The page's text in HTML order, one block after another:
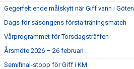
Gegerfelt ende målskytt när Giff vann i
Dags för säsongens första träningsmatch
Vårprogrammet för Torsdagsträffen
Årsmöte 2026 – 26 februari
Semifinal-stopp för Giff i KM